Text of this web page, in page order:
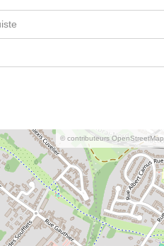
© contributeurs OpenStreetMap